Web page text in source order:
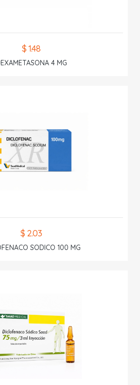
$ 1.48
4 MG
$ 2.03
SODICO 100 MG